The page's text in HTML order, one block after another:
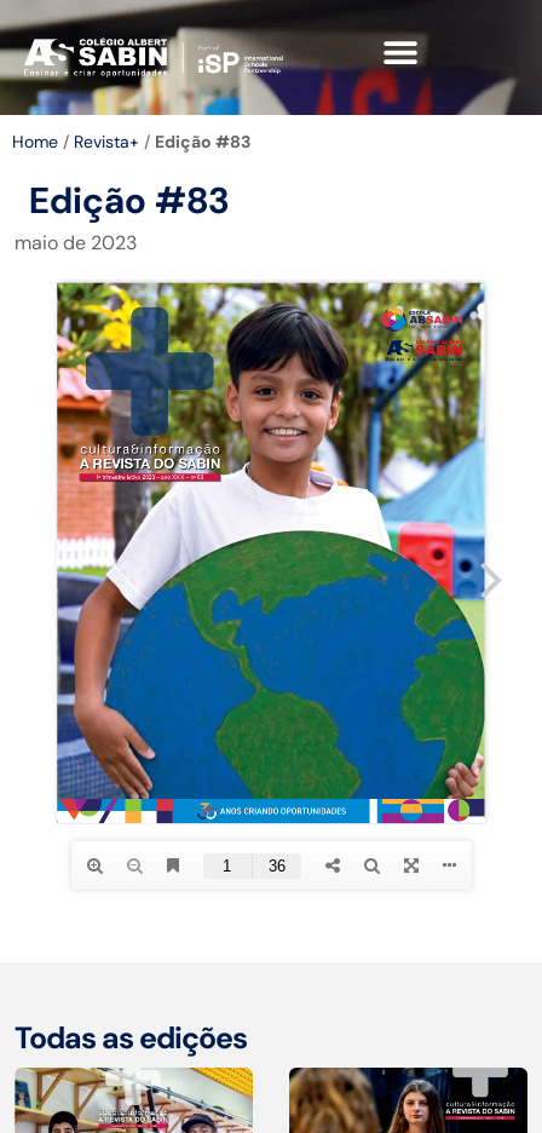
Home / Revista+ / Edição #83
Edição #83
maio de 2023
Todas as edições